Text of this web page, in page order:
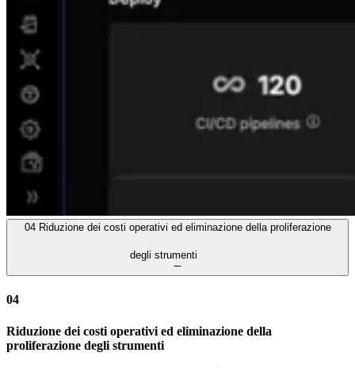
04 Riduzione dei costi operativi ed eliminazione della proliferazione
degli strumenti
04
Riduzione dei costi operativi ed eliminazione della
proliferazione degli strumenti